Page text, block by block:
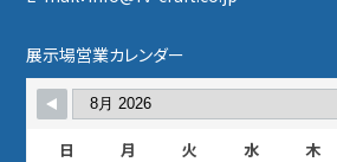
展示場営業カレンダー
日 月 火 水 木